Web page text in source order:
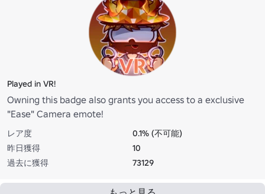
Played in VR!
Owning this badge also grants you access to a exclusive
"Ease" Camera emote!
レア度
0.1% (不可能)
昨日獲得
10
過去に獲得
73129